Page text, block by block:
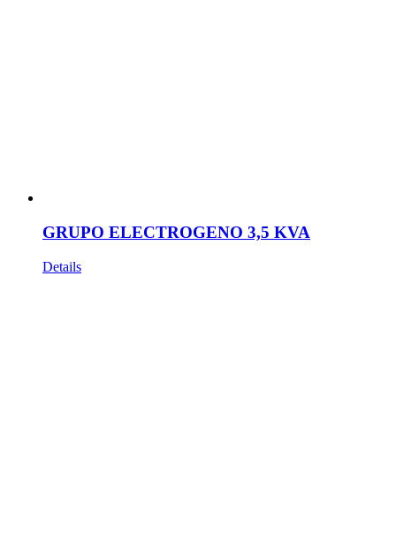
GRUPO ELECTROGENO 3,5 KVA
Details